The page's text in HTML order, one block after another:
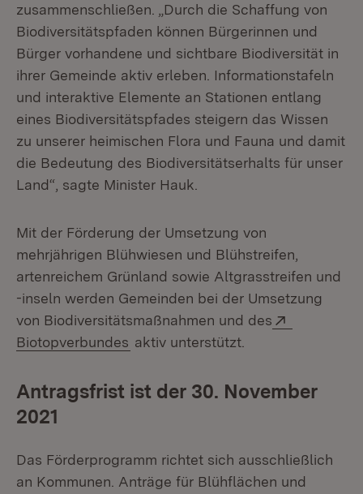
zusammenschließen. „Durch die Schaffung von
Biodiversitätspfaden können Bürgerinnen und
Bürger vorhandene und sichtbare Biodiversität in
ihrer Gemeinde aktiv erleben. Informationstafeln
und interaktive Elemente an Stationen entlang
eines Biodiversitätspfades steigern das Wissen
zu unserer heimischen Flora und Fauna und damit
die Bedeutung des Biodiversitätserhalts für unser
Land“, sagte Minister Hauk.
Mit der Förderung der Umsetzung von
mehrjährigen Blühwiesen und Blühstreifen,
artenreichem Grünland sowie Altgrasstreifen und
-inseln werden Gemeinden bei der Umsetzung
von Biodiversitätsmaßnahmen und des
Biotopverbundes (Öffnet in neuem Fenster)
aktiv unterstützt.
Antragsfrist ist der 30. November
2021
Das Förderprogramm richtet sich ausschließlich
an Kommunen. Anträge für Blühflächen und